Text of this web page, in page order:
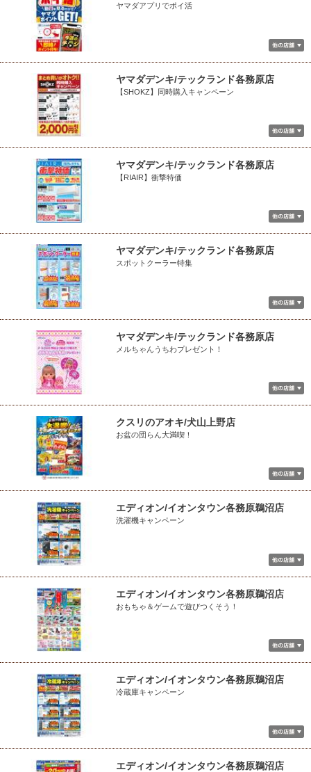
ヤマダアプリでポイ活
ヤマダデンキ/テックランド各務原店
【SHOKZ】同時購入キャンペーン
ヤマダデンキ/テックランド各務原店
【RIAIR】衝撃特価
ヤマダデンキ/テックランド各務原店
スポットクーラー特集
ヤマダデンキ/テックランド各務原店
メルちゃんうちわプレゼント！
クスリのアオキ/犬山上野店
お盆の団らん大満喫！
エディオン/イオンタウン各務原鵜沼店
洗濯機キャンペーン
エディオン/イオンタウン各務原鵜沼店
おもちゃ＆ゲームで遊びつくそう！
エディオン/イオンタウン各務原鵜沼店
冷蔵庫キャンペーン
エディオン/イオンタウン各務原鵜沼店